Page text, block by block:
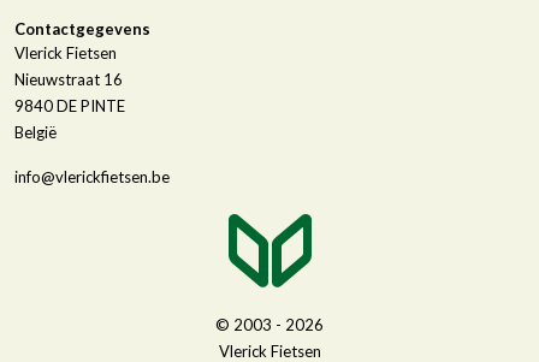
Contactgegevens
Vlerick Fietsen
Nieuwstraat 16
9840DE PINTE
België
info@vlerickfietsen.be
© 2003 - 2026
Vlerick Fietsen